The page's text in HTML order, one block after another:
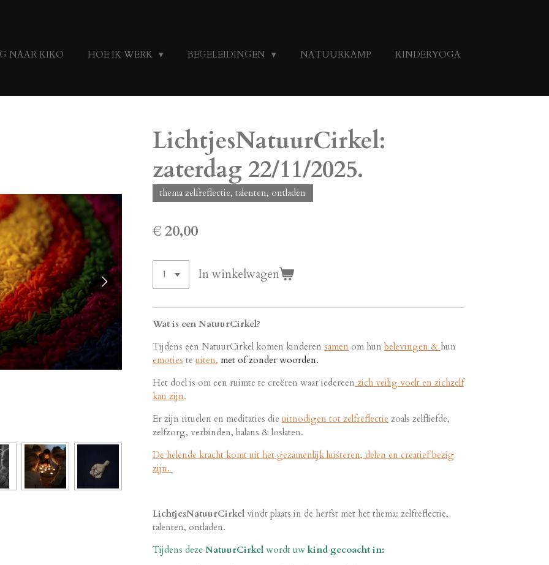
NAAR KIKO HOE IK WERK BEGELEIDINGEN NATUURKAMP
KINDERYOGA
LichtjesNatuurCirkel:
zaterdag 22/11/2025.
thema zelfreflectie, talenten, ontladen
€ 20,00
In winkelwagen
Wat is een NatuurCirkel?
Tijdens een NatuurCirkel komen kinderen samen om hun belevingen & hun
emoties te uiten, met of zonder woorden.
Het doel is om een ruimte te creëren waar iedereen zich veilig voelt en zichzelf
kan zijn.
Er zijn rituelen en meditaties die uitnodigen tot zelfreflectie zoals zelfliefde,
zelfzorg, verbinden, balans & loslaten.
De helende kracht komt uit het gezamenlijk luisteren, delen en creatief bezig
zijn.
LichtjesNatuurCirkel vindt plaats in de herfst met het thema: zelfreflectie,
talenten, ontladen.
Tijdens deze NatuurCirkel wordt uw kind gecoacht in: